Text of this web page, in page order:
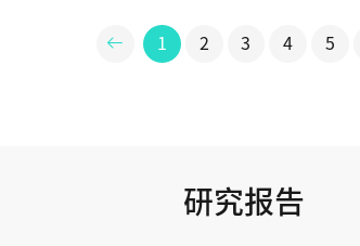
1 2 3 4 5
研究报告